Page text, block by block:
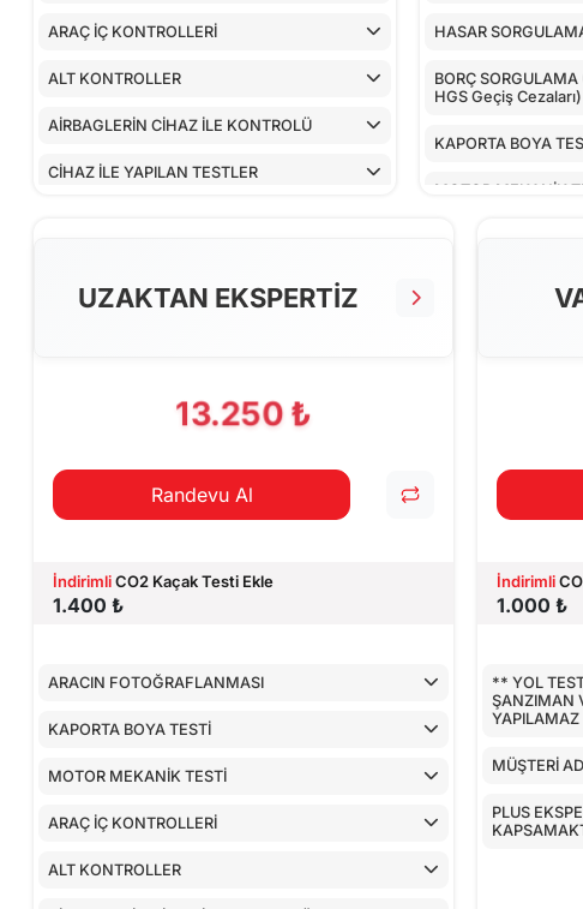
ARAÇ İÇ KONTROLLERİ
ALT KONTROLLER
AİRBAGLERİN CİHAZ İLE KONTROLÜ
CİHAZ İLE YAPILAN TESTLER
HASAR
BORÇ
HGS Geçiş Cezaları)
KAPORTA BOYA
MOTOR MEKANİK
UZAKTAN EKSPERTİZ
13.250 ₺
Randevu Al
İndirimliCO2 Kaçak Testi Ekle
1.400 ₺
ARACIN FOTOĞRAFLANMASI
KAPORTA BOYA TESTİ
MOTOR MEKANİK TESTİ
ARAÇ İÇ KONTROLLERİ
ALT KONTROLLER
İndirimli
1.000 ₺
** YOL
ŞANZIMAN
YAPILAMAZ
MÜŞTERİ
PLUS